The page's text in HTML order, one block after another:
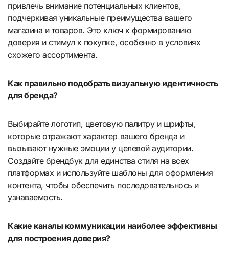
привлечь внимание потенциальных клиентов,
подчеркивая уникальные преимущества вашего
магазина и товаров. Это ключ к формированию
доверия и стимул к покупке, особенно в условиях
схожего ассортимента.
Как правильно подобрать визуальную идентичность
для бренда?
Выбирайте логотип, цветовую палитру и шрифты,
которые отражают характер вашего бренда и
вызывают нужные эмоции у целевой аудитории.
Создайте брендбук для единства стиля на всех
платформах и используйте шаблоны для оформления
контента, чтобы обеспечить последовательнось и
узнаваемость.
Какие каналы коммуникации наиболее эффективны
для построения доверия?